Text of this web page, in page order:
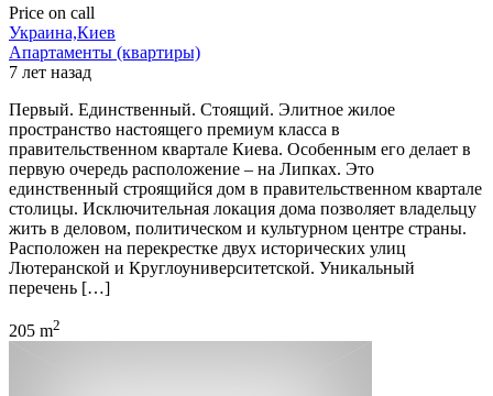
Price on call
Украина,Киев
Апартаменты (квартиры)
7 лет назад
Первый. Единственный. Стоящий. Элитное жилое
пространство настоящего премиум класса в
правительственном квартале Киева. Особенным его делает в
первую очередь расположение – на Липках. Это
единственный строящийся дом в правительственном квартале
столицы. Исключительная локация дома позволяет владельцу
жить в деловом, политическом и культурном центре страны.
Расположен на перекрестке двух исторических улиц
Лютеранской и Круглоуниверситетской. Уникальный
перечень […]
205 m2